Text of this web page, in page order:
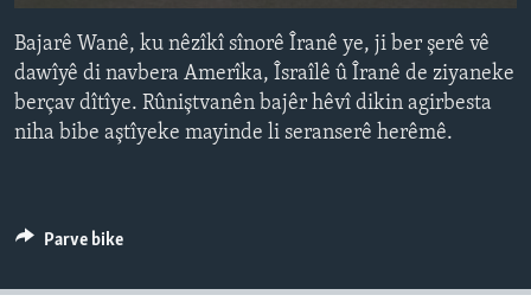
FOLLOW US
Auto 480p
360p
480p
Bajarê Wanê, ku nêzîkî sînorê Îranê ye, ji ber şerê vê
dawîyê di navbera Amerîka, Îsraîlê û Îranê de ziyaneke
berçav dîtîye. Rûniştvanên bajêr hêvî dikin agirbesta
niha bibe aştîyeke mayinde li seranserê herêmê.
Parve bike